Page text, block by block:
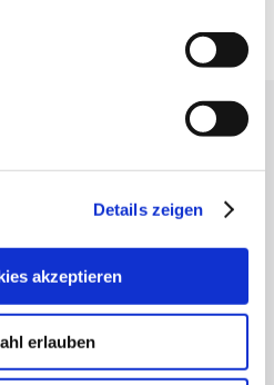
Details zeigen
akzeptieren
erlauben
inspirieren!
bleiben Sie zu Events,
Angeboten in